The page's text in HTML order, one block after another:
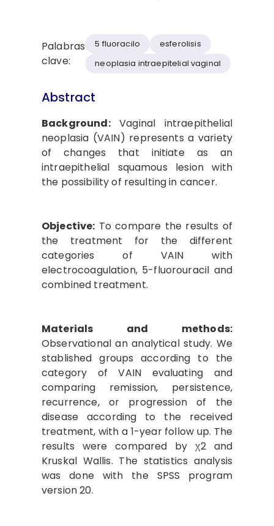
Palabras
clave:
5 fluoracilo
esferolisis
neoplasia intraepitelial vaginal
Abstract
Background:Vaginal intraepithelial
neoplasia (VAIN) represents a variety
of changes that initiate as an
intraepithelial squamous lesion with
the possibility of resulting in cancer.
Objective: To compare the results of
the treatment for the different
categories of VAIN with
electrocoagulation, 5-fluorouracil and
combined treatment.
Materials and methods:
Observational an analytical study. We
stablished groups according to the
category of VAIN evaluating and
comparing remission, persistence,
recurrence, or progression of the
disease according to the received
treatment, with a 1-year follow up. The
results were compared by χ2 and
Kruskal Wallis. The statistics analysis
was done with the SPSS program
version 20.